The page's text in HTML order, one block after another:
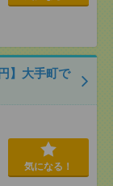
】大手町で
気になる！